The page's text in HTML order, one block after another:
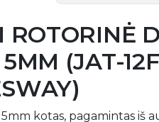
ROTORINĖ
(JAT-
kotas, pagamintas iš